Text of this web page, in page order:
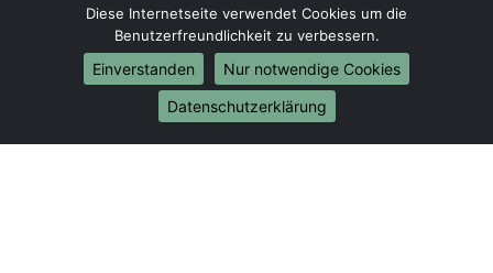
Umzug von Augsburg nach Bielefeld
Umzug von Augsburg nach Bonn
Umzug von Augsburg nach Münster
Internationale-Umzüge
Umzug von Augsburg nach Brasilien
Diese Internetseite verwendet Cookies um die
Benutzerfreundlichkeit zu verbessern.
Einverstanden
Nur notwendige Cookies
Datenschutzerklärung